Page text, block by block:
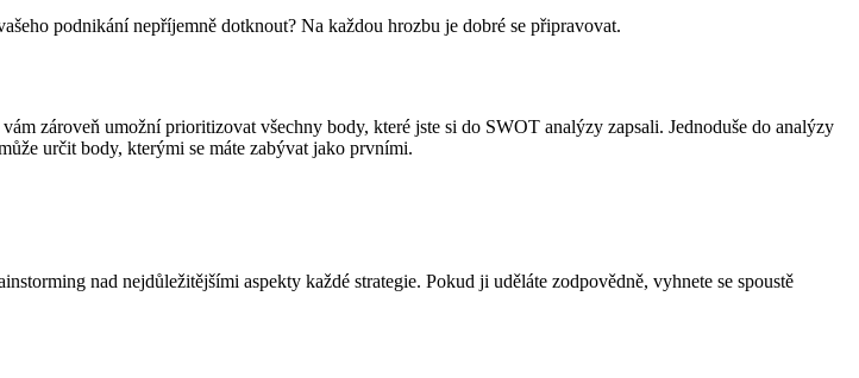
podnikání nepříjemně dotknout? Na každou hrozbu je dobré se připravovat.
zároveň umožní prioritizovat všechny body, které jste si do SWOT analýzy zapsali. Jednoduše do analýzy
určit body, kterými se máte zabývat jako prvními.
nad nejdůležitějšími aspekty každé strategie. Pokud ji uděláte zodpovědně, vyhnete se spoustě